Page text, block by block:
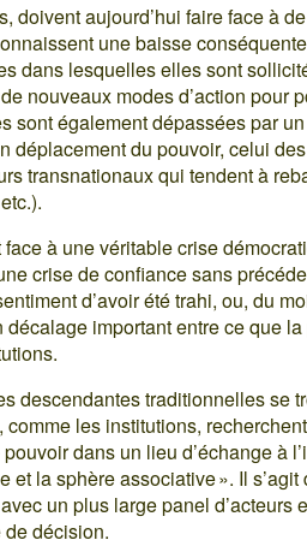
doivent aujourd’hui faire face à
une baisse
dans lesquelles elles sont
nouveaux modes d’action pour
sont également dépassées par
déplacement du pouvoir, celui
transnationaux qui tendent à
à une véritable crise
crise de confiance sans
d’avoir été trahi, ou, du
important entre ce que
descendantes traditionnelles se
les institutions,
dans un lieu d’échange à
la sphère associative ». Il s’agit
un plus large panel d’acteurs
de décision.